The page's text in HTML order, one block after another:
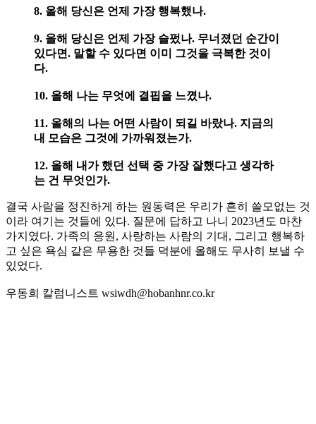
8. 올해 당신은 언제 가장 행복했나.
9. 올해 당신은 언제 가장 슬펐나. 무너졌던 순간이
있다면. 말할 수 있다면 이미 그것을 극복한 것이
다.
10. 올해 나는 무엇에 결핍을 느꼈나.
11. 올해의 나는 어떤 사람이 되길 바랐나. 지금의
내 모습은 그것에 가까워졌는가.
12. 올해 내가 했던 선택 중 가장 잘했다고 생각하
는 건 무엇인가.
결국 사람을 정진하게 하는 원동력은 우리가 흔히 쓸모없는 것
이라 여기는 것들에 있다. 질문에 답하고 나니 2023년도 마찬
가지였다. 가족의 응원, 사랑하는 사람의 기대, 그리고 행복하
고 싶은 욕심 같은 무용한 것들 덕분에 올해도 무사히 보낼 수
있었다.
우동희 칼럼니스트 wsiwdh@hobanhnr.co.kr